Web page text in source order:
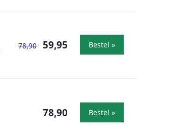
78,90 59,95 Bestel »
78,90 Bestel »